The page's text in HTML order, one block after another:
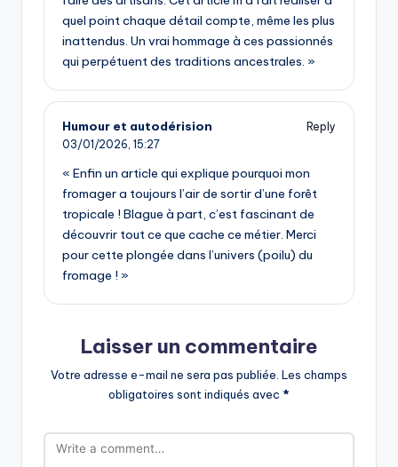
quel point chaque détail compte, même les plus
inattendus. Un vrai hommage à ces passionnés
qui perpétuent des traditions ancestrales. »
Humour et autodérision
Reply
03/01/2026, 15:27
« Enfin un article qui explique pourquoi mon
fromager a toujours l’air de sortir d’une forêt
tropicale ! Blague à part, c’est fascinant de
découvrir tout ce que cache ce métier. Merci
pour cette plongée dans l’univers (poilu) du
fromage ! »
Laisser un commentaire
Votre adresse e-mail ne sera pas publiée. Les champs
obligatoires sont indiqués avec *